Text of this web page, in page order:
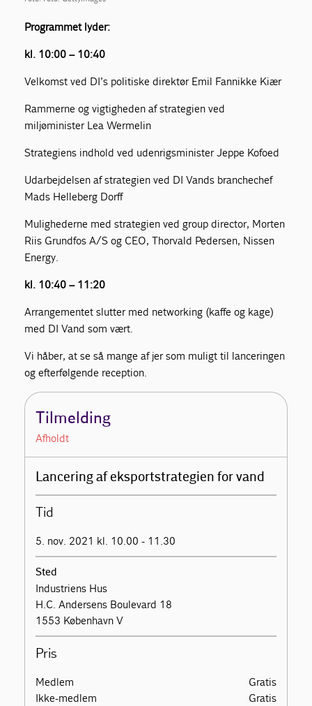
Programmet lyder:
kl. 10:00 – 10:40
Velkomst ved DI’s politiske direktør Emil Fannikke Kiær
Rammerne og vigtigheden af strategien ved
miljøminister Lea Wermelin
Strategiens indhold ved udenrigsminister Jeppe Kofoed
Udarbejdelsen af strategien ved DI Vands branchechef
Mads Helleberg Dorff
Mulighederne med strategien ved group director, Morten
Riis Grundfos A/S og CEO, Thorvald Pedersen, Nissen
Energy.
kl. 10:40 – 11:20
Arrangementet slutter med networking (kaffe og kage)
med DI Vand som vært.
Vi håber, at se så mange af jer som muligt til lanceringen
og efterfølgende reception.
Tilmelding
Afholdt
Lancering af eksportstrategien for vand
Tid
5. nov. 2021 kl. 10.00 - 11.30
Sted
Industriens Hus
H.C. Andersens Boulevard 18
1553 København V
Pris
Medlem
Gratis
Ikke-medlem
Gratis